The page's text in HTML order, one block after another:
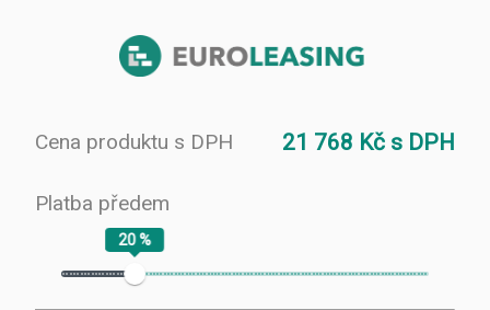
Cena produktu s DPH 21 768 Kč s DPH
Platba předem
20 %